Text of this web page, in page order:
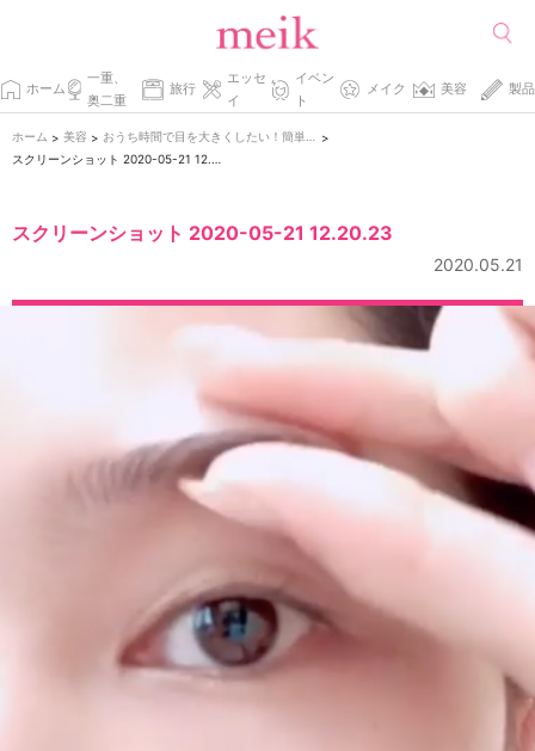
ホーム
一重、
奥二重
旅行
エッセ
イ
イベン
ト
メイク 美容 製品
ホーム > 美容 >
>
スクリーンショット 2020-05-21 12.20.23
スクリーンショット 2020-05-21 12.20.23
2020.05.21